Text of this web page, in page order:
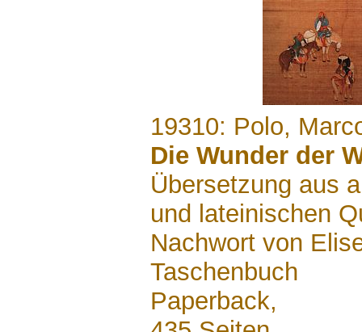
19310: Polo,
Die Wunder der
Übersetzung aus
und lateinischen
Nachwort von
Taschenbuch
Paperback,